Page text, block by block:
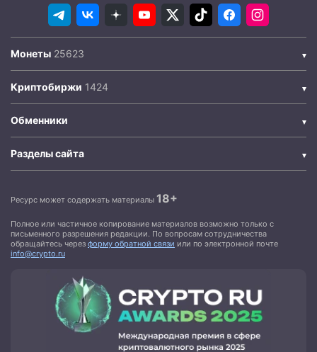
Монеты
Криптобиржи
Обменники
Разделы сайта
Ресурс может содержать материалы 18+
Полное или частичное копирование материалов возможно только с
письменного разрешения редакции. По вопросам сотрудничества
обращайтесь через форму обратной связи или по электронной почте
info@crypto.ru